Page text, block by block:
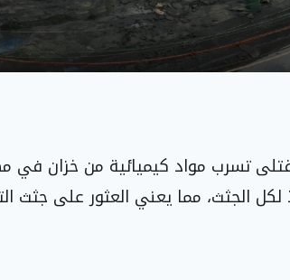
تسرب مواد كيميائية من خزان في